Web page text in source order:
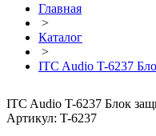
Главная
>
Каталог
>
ITC Audio T-6237
ITC Audio T-6237 Блок
Артикул: T-6237